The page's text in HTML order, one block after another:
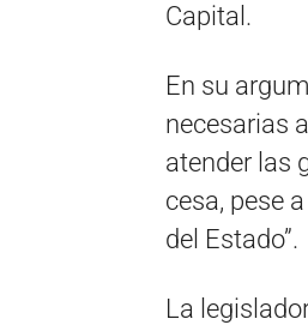
Capital.
En su
necesarias
atender las
cesa, pese
del Estado”.
La